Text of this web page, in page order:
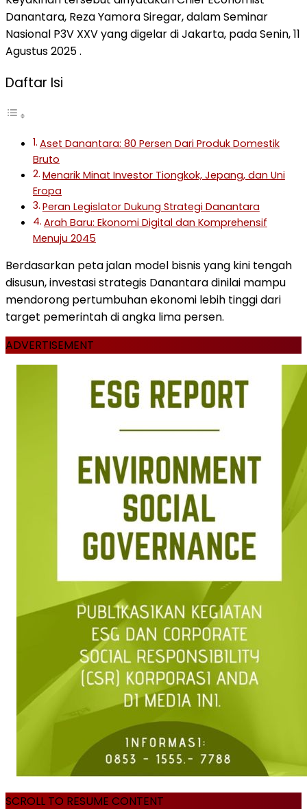
Danantara, Reza Yamora Siregar, dalam Seminar
Nasional P3V XXV yang digelar di Jakarta, pada Senin, 11
Agustus 2025 .
Daftar Isi
Aset Danantara: 80 Persen Dari Produk Domestik
Bruto
Menarik Minat Investor Tiongkok, Jepang, dan Uni
Eropa
Peran Legislator Dukung Strategi Danantara
Arah Baru: Ekonomi Digital dan Komprehensif
Menuju 2045
Berdasarkan peta jalan model bisnis yang kini tengah
disusun, investasi strategis Danantara dinilai mampu
mendorong pertumbuhan ekonomi lebih tinggi dari
target pemerintah di angka lima persen.
ADVERTISEMENT
SCROLL TO RESUME CONTENT